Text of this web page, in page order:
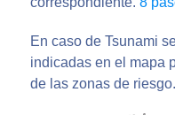
En caso de Tsunami
indicadas en el mapa
de las zonas de riesgo.